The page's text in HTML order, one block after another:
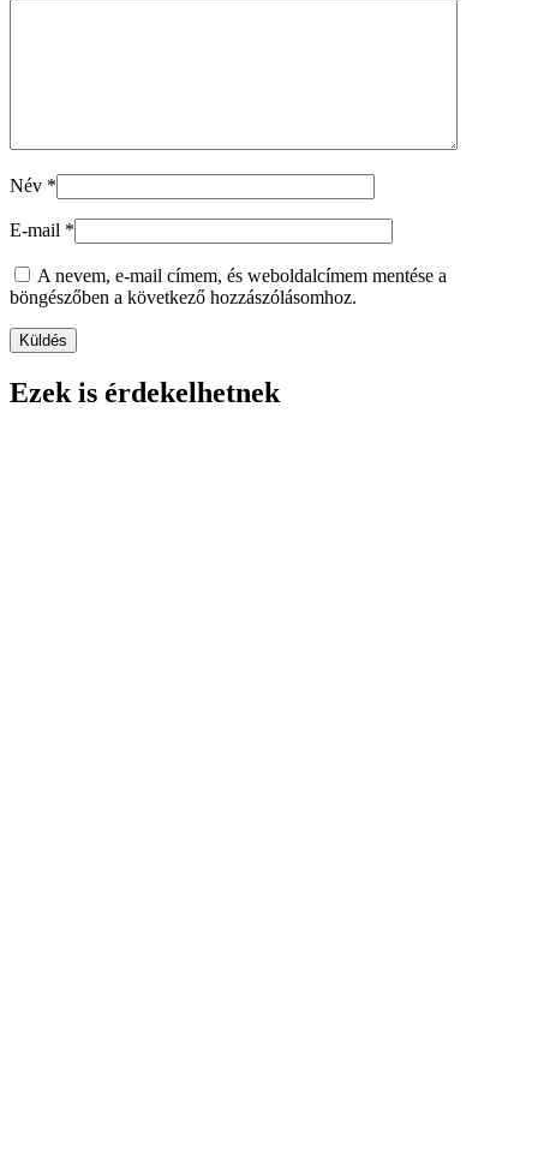
Név *
E-mail *
A nevem, e-mail címem, és weboldalcímem mentése a
böngészőben a következő hozzászólásomhoz.
Ezek is érdekelhetnek